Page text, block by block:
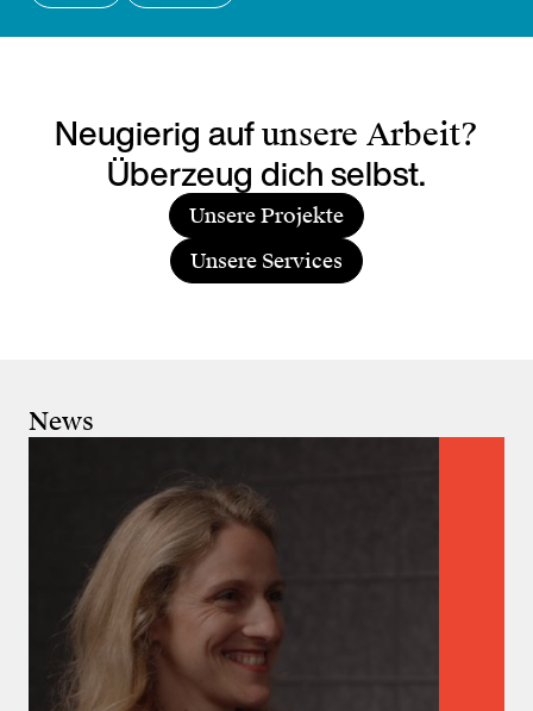
Neugierig aufunsere Arbeit?
Überzeug dich selbst.
Unsere Projekte
Unsere Services
News